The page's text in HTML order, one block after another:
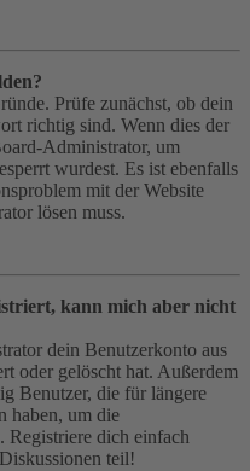
Prüfe zunächst, ob dein
richtig sind. Wenn dies der
Administrator, um
wurdest. Es ist ebenfalls
mit der Website
lösen muss.
kann mich aber nicht
dein Benutzerkonto aus
oder gelöscht hat. Außerdem
Benutzer, die für längere
haben, um die
Registriere dich einfach
teil!